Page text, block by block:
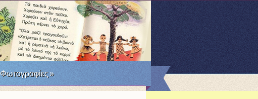
RSS Facebook Twitter
Φωτογραφίες»